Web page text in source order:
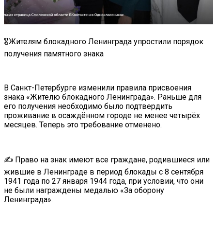
🎖Жителям блокадного Ленинграда упростили порядок
получения памятного знака
В Санкт-Петербурге изменили правила присвоения
знака «Жителю блокадного Ленинграда». Раньше для
его получения необходимо было подтвердить
проживание в осаждённом городе не менее четырёх
месяцев. Теперь это требование отменено.
✍️ Право на знак имеют все граждане, родившиеся или
жившие в Ленинграде в период блокады с 8 сентября
1941 года по 27 января 1944 года, при условии, что они
не были награждены медалью «За оборону
Ленинграда».